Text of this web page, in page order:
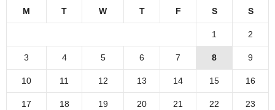
M T W T F S S
1 2
3 4 5 6 7 8 9
10 11 12 13 14 15 16
17 18 19 20 21 22 23